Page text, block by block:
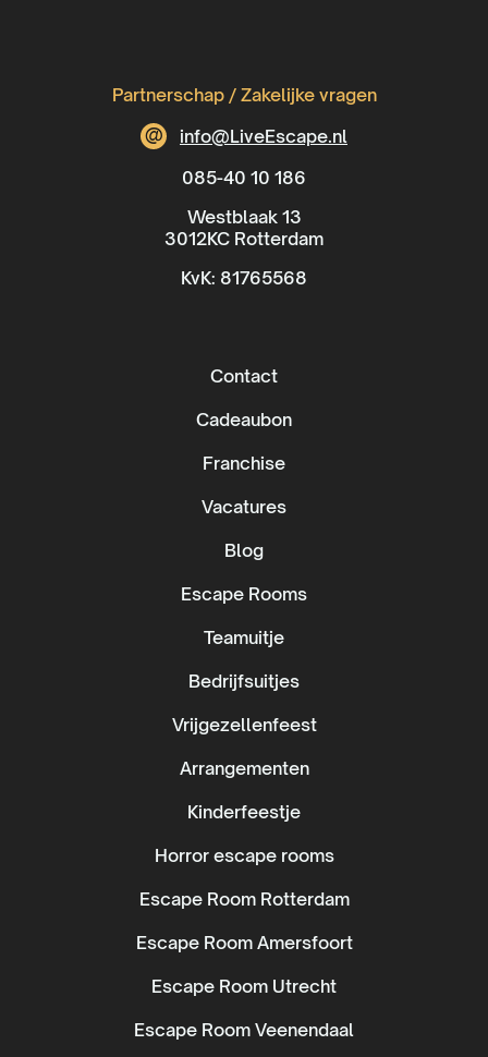
Partnerschap / Zakelijke vragen
@
info@LiveEscape.nl
085-40 10 186
Westblaak 13
3012KC Rotterdam
KvK: 81765568
Contact
Cadeaubon
Franchise
Vacatures
Blog
Escape Rooms
Teamuitje
Bedrijfsuitjes
Vrijgezellenfeest
Arrangementen
Kinderfeestje
Horror escape rooms
Escape Room Rotterdam
Escape Room Amersfoort
Escape Room Utrecht
Escape Room Veenendaal